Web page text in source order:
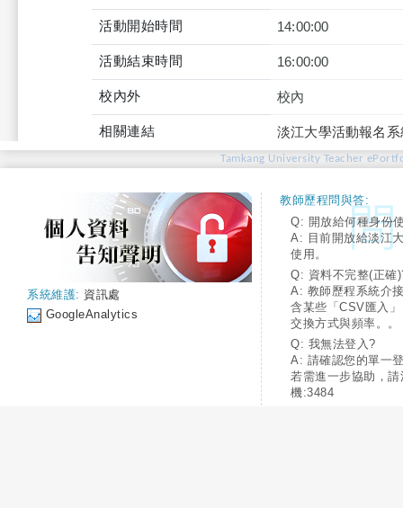
活動開始時間 14:00:00
活動結束時間 16:00:00
校內外 校內
相關連結 淡江大學活動報名
Tamkang University Teacher
系統維護: 資訊處
GoogleAnalytics
教師歷程問與答:
Q: 開放給何種身份
A: 目前開放給淡江
使用。
Q: 資料不完整(正確
A: 教師歷程系統介
含某些「CSV匯入
交換方式與頻率。。
Q: 我無法登入?
A: 請確認您的單一
若需進一步協助，
機:3484